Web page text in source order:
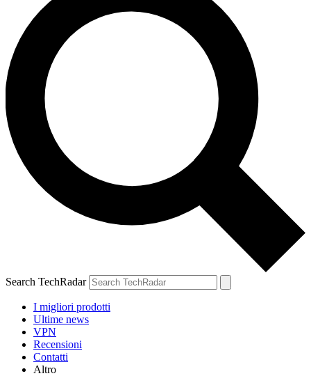
Search TechRadar
I migliori prodotti
Ultime news
VPN
Recensioni
Contatti
Altro